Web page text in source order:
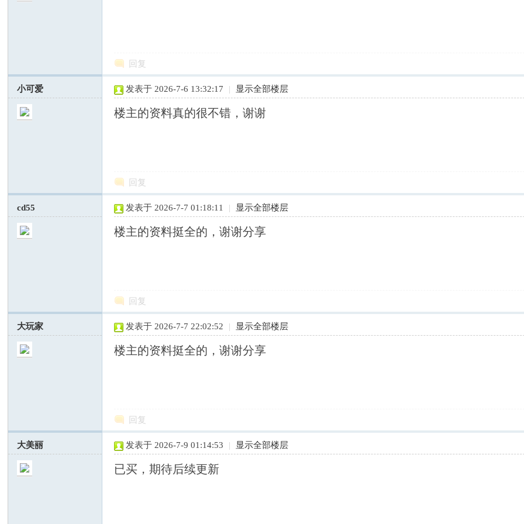
—
—
中
回复
小可爱 发表于 2026-7-6 13:32:17 | 显示全部楼层
楼主的资料真的很不错，谢谢
回复
cd55 发表于 2026-7-7 01:18:11 | 显示全部楼层
楼主的资料挺全的，谢谢分享
回复
大玩家 发表于 2026-7-7 22:02:52 | 显示全部楼层
楼主的资料挺全的，谢谢分享
回复
大美丽 发表于 2026-7-9 01:14:53 | 显示全部楼层
已买，期待后续更新